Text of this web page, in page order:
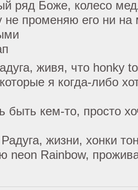
ряд Боже, колесо
променяю его ни на
живя, что honky
я когда-либо
быть кем-то, просто
жизни, хонки
neon Rainbow,